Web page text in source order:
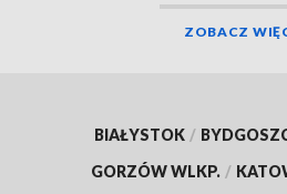
ZOBACZ
BIAŁYSTOK /
GORZÓW WLKP. /